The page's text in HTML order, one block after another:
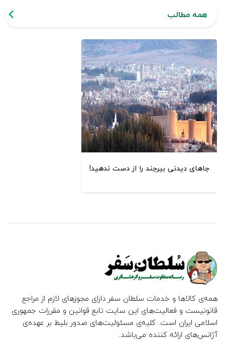
همه مطالب
جاهای دیدنی بیرجند را از دست ندهید!
همه‌ی کالاها و خدمات سلطان سفر دارای مجوزهای لازم از مراجع
قانونیست و فعالیت‌های این سایت تابع قوانین و مقررات جمهوری
اسلامی ایران است. کلیه‌ی مسئولیت‌های صدور بلیط بر عهده‌ی
آژانس‌های ارائه کننده می‌باشد.